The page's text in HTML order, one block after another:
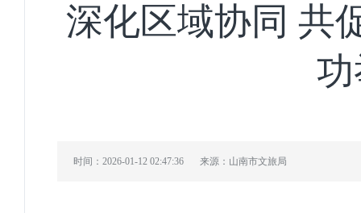
深化区域协同 共
时间：2026-01-12 02:47:36 来源：山南市文旅局